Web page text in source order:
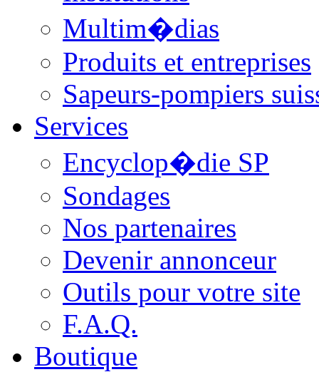
Multim�dias
Produits et entreprises
Sapeurs-pompiers
Services
Encyclop�die SP
Sondages
Nos partenaires
Devenir annonceur
Outils pour votre site
F.A.Q.
Boutique